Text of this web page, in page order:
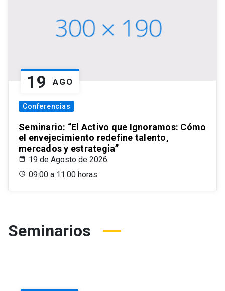
19 AGO
Conferencias
Seminario: “El Activo que Ignoramos: Cómo
el envejecimiento redefine talento,
mercados y estrategia”
19 de Agosto de 2026
09:00 a 11:00 horas
Seminarios